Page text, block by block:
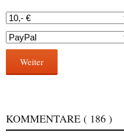
Weiter
KOMMENTARE ( 186 )